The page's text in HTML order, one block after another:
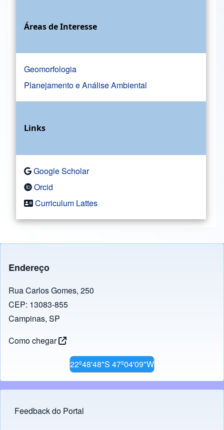
Áreas de Interesse
Geomorfologia
Planejamento e Análise Ambiental
Links
Google Scholar
Orcid
Curriculum Lattes
Endereço
Rua Carlos Gomes, 250
CEP: 13083-855
Campinas, SP
Como chegar
22º48'48"S 47º04'09"W
Footer menu
Feedback do Portal